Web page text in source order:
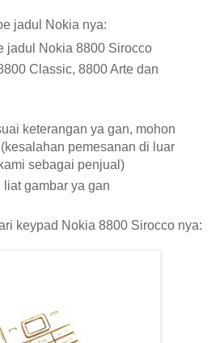
jadul Nokia nya:
jadul Nokia 8800 Sirocco
Classic, 8800 Arte dan
keterangan ya gan, mohon
pemesanan di luar
sebagai penjual)
gambar ya gan
keypad Nokia 8800 Sirocco nya: